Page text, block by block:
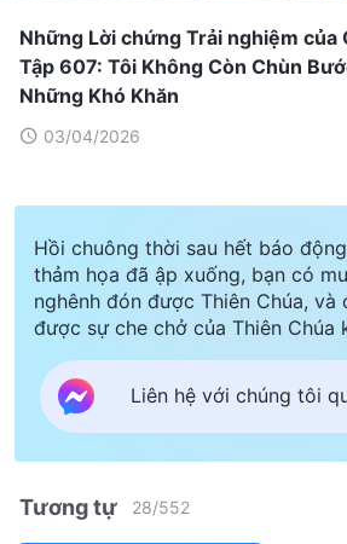
Những Lời chứng Trải nghiệm của
Tập 607: Tôi Không Còn Chùn
Những Khó Khăn
03/04/2026
Hồi chuông thời sau hết báo
thảm họa đã ập xuống, bạn có
nghênh đón được Thiên Chúa, và
được sự che chở của Thiên Chúa
Liên hệ với chúng tôi
Tương tự 28/552